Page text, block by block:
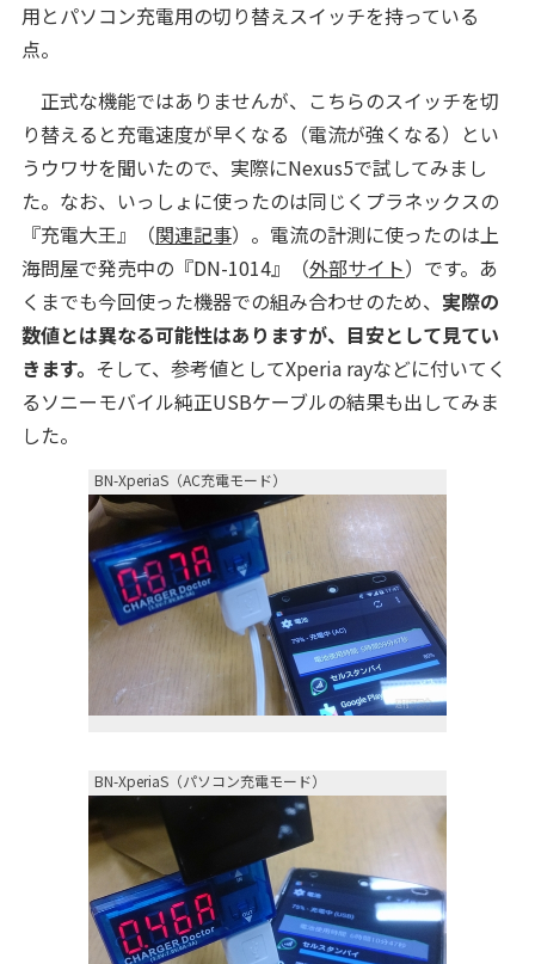
用とパソコン充電用の切り替えスイッチを持っている
点。
正式な機能ではありませんが、こちらのスイッチを切
り替えると充電速度が早くなる（電流が強くなる）とい
うウワサを聞いたので、実際にNexus5で試してみまし
た。なお、いっしょに使ったのは同じくプラネックスの
『充電大王』（関連記事）。電流の計測に使ったのは上
海問屋で発売中の『DN-1014』（外部サイト）です。あ
くまでも今回使った機器での組み合わせのため、 実際の
数値とは異なる可能性はありますが、目安として見てい
きます。 そして、参考値としてXperia rayなどに付いてく
るソニーモバイル純正USBケーブルの結果も出してみま
した。
BN-XperiaS（AC充電モード）
BN-XperiaS（パソコン充電モード）